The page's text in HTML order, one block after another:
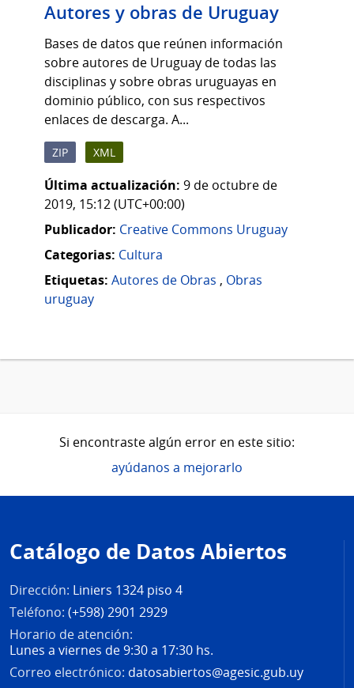
Autores y obras de Uruguay
Bases de datos que reúnen información
sobre autores de Uruguay de todas las
disciplinas y sobre obras uruguayas en
dominio público, con sus respectivos
enlaces de descarga. A...
ZIP XML
Última actualización: 9 de octubre de
2019, 15:12 (UTC+00:00)
Publicador: Creative Commons Uruguay
Categorias: Cultura
Etiquetas: Autores de Obras , Obras
uruguay
Si encontraste algún error en este sitio:
ayúdanos a mejorarlo
de
página
Catálogo de Datos Abiertos
Dirección: Liniers 1324 piso 4
Teléfono: (+598) 2901 2929
Horario de atención:
Lunes a viernes de 9:30 a 17:30 hs.
Correo electrónico: datosabiertos@agesic.gub.uy